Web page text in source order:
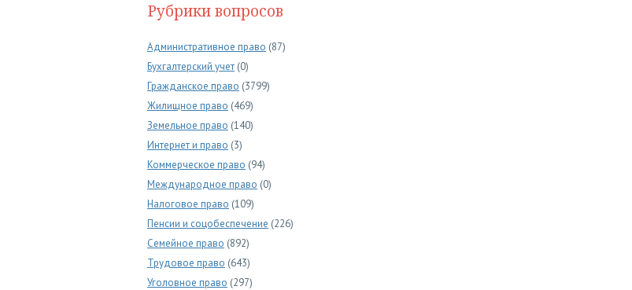
Рубрики вопросов
Административное право (87)
Бухгалтерский учет (0)
Гражданское право (3799)
Жилищное право (469)
Земельное право (140)
Интернет и право (3)
Коммерческое право (94)
Международное право (0)
Налоговое право (109)
Пенсии и соцобеспечение (226)
Семейное право (892)
Трудовое право (643)
Уголовное право (297)